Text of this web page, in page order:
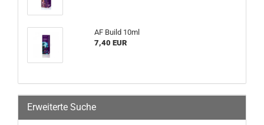
AF Build 10ml
7,40 EUR
Erweiterte Suche